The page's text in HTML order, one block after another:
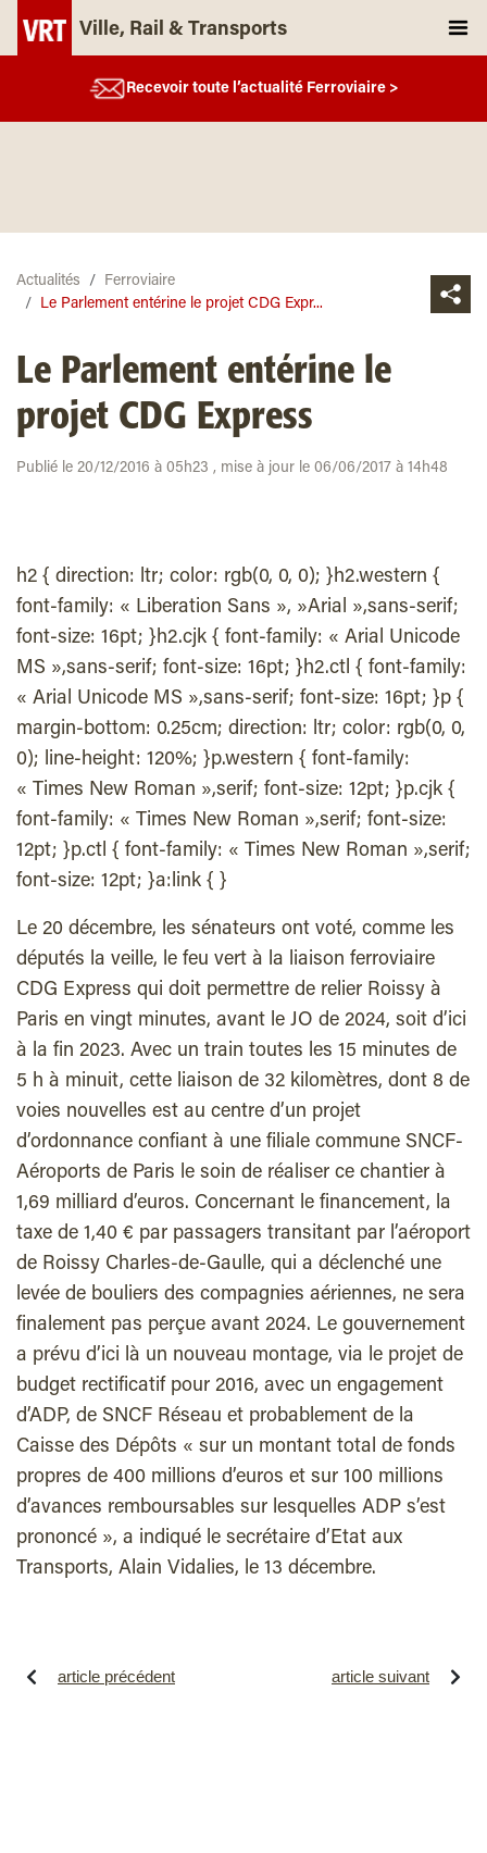
Ville, Rail & Transports
Recevoir toute l’actualité Ferroviaire >
Actualités
Ferroviaire
Le Parlement entérine le projet CDG Expr...
Le Parlement entérine le
projet CDG Express
Publié le 20/12/2016 à 05h23 , mise à jour le 06/06/2017 à 14h48
h2 { direction: ltr; color: rgb(0, 0, 0); }h2.western {
font-family: « Liberation Sans », »Arial »,sans-serif;
font-size: 16pt; }h2.cjk { font-family: « Arial Unicode
MS »,sans-serif; font-size: 16pt; }h2.ctl { font-family:
« Arial Unicode MS »,sans-serif; font-size: 16pt; }p {
margin-bottom: 0.25cm; direction: ltr; color: rgb(0, 0,
0); line-height: 120%; }p.western { font-family:
« Times New Roman »,serif; font-size: 12pt; }p.cjk {
font-family: « Times New Roman »,serif; font-size:
12pt; }p.ctl { font-family: « Times New Roman »,serif;
font-size: 12pt; }a:link { }
Le 20 décembre, les sénateurs ont voté, comme les
députés la veille, le feu vert à la liaison ferroviaire
CDG Express qui doit permettre de relier Roissy à
Paris en vingt minutes, avant le JO de 2024, soit d’ici
à la fin 2023. Avec un train toutes les 15 minutes de
5 h à minuit, cette liaison de 32 kilomètres, dont 8 de
voies nouvelles est au centre d’un projet
d’ordonnance confiant à une filiale commune SNCF-
Aéroports de Paris le soin de réaliser ce chantier à
1,69 milliard d’euros. Concernant le financement, la
taxe de 1,40 € par passagers transitant par l’aéroport
de Roissy Charles-de-Gaulle, qui a déclenché une
levée de bouliers des compagnies aériennes, ne sera
finalement pas perçue avant 2024. Le gouvernement
a prévu d’ici là un nouveau montage, via le projet de
budget rectificatif pour 2016, avec un engagement
d’ADP, de SNCF Réseau et probablement de la
Caisse des Dépôts « sur un montant total de fonds
propres de 400 millions d’euros et sur 100 millions
d’avances remboursables sur lesquelles ADP s’est
prononcé », a indiqué le secrétaire d’Etat aux
Transports, Alain Vidalies, le 13 décembre.
article précédent article suivant